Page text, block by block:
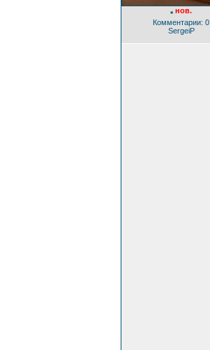
* нов.
Комментарии: 0
SergeiP